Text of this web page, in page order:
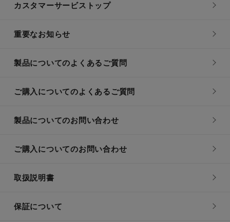
カスタマーサービストップ
重要なお知らせ
製品についてのよくあるご質問
ご購入についてのよくあるご質問
製品についてのお問い合わせ
ご購入についてのお問い合わせ
取扱説明書
保証について